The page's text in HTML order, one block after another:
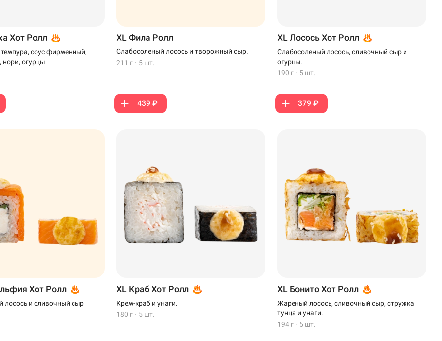
Хот Ролл
темпура, соус фирменный,
нори, огурцы
XL Фила Ролл
Слабосоленый лосось и творожный сыр.
211 г · 5 шт.
439 ₽
XL Лосось Хот Ролл
Слабосоленый лосось, сливочный сыр и
огурцы.
190 г · 5 шт.
379 ₽
Хот Ролл
лосось и сливочный сыр
XL Краб Хот Ролл
Крем-краб и унаги.
180 г · 5 шт.
XL Бонито Хот Ролл
Жареный лосось, сливочный сыр, стружка
тунца и унаги.
194 г · 5 шт.